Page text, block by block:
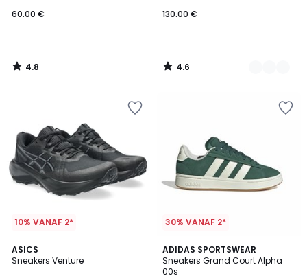
60.00 €
4.8
/
130.00 €
4.6
/
10% VANAF 2*
ASICS
Sneakers Venture
4.9
/ 5
2
Kleuren
30% VANAF 2*
ADIDAS SPORTSWEAR
Sneakers Grand Court Alpha
00s
4.9
/ 5
2
Kleuren